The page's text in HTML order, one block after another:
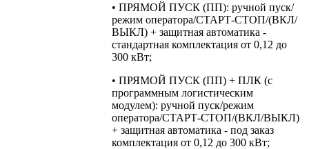
• ПРЯМОЙ ПУСК (ПП): ручной пуск/
режим оператора/СТАРТ-СТОП/(ВКЛ/
ВЫКЛ) + защитная автоматика -
стандартная комплектация от 0,12 до
300 кВт;
• ПРЯМОЙ ПУСК (ПП) + ПЛК (с
программным логистическим
модулем): ручной пуск/режим
оператора/СТАРТ-СТОП/(ВКЛ/ВЫКЛ)
+ защитная автоматика - под заказ
комплектация от 0,12 до 300 кВт;